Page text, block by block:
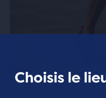
Choisis le